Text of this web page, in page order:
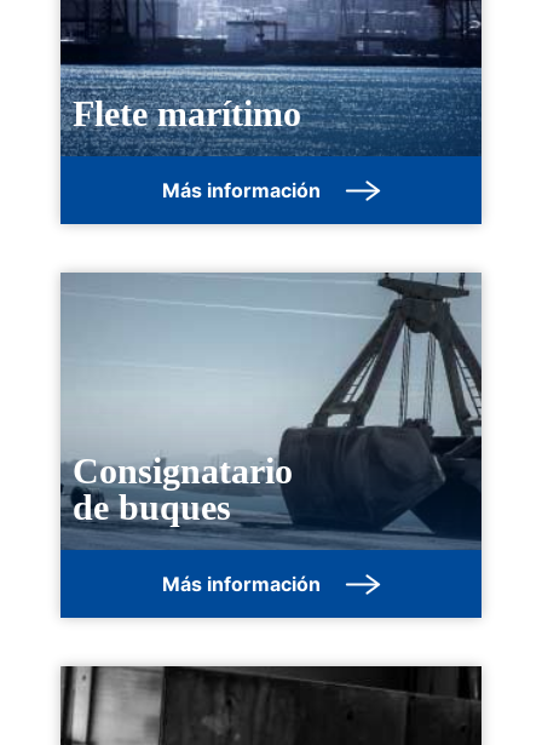
Flete marítimo
Más información
Consignatario
de buques
Más información